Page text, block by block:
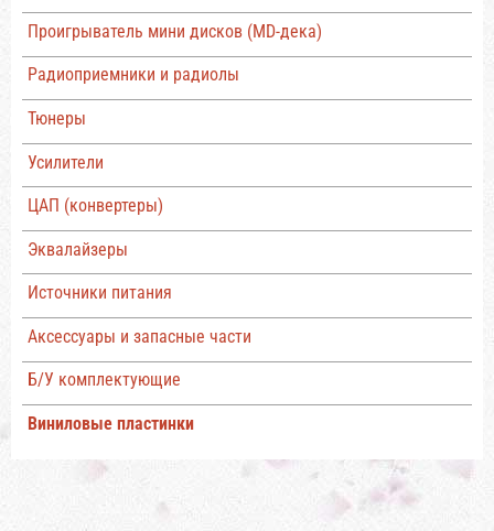
Проигрыватель мини дисков (MD-дека)
Радиоприемники и радиолы
Тюнеры
Усилители
ЦАП (конвертеры)
Эквалайзеры
Источники питания
Аксессуары и запасные части
Б/У комплектующие
Виниловые пластинки